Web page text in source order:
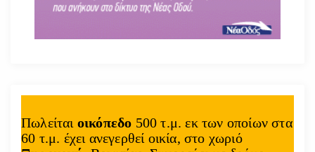
Πωλείται οικόπεδο 500 τ.μ. εκ των οποίων στα
60 τ.μ. έχει ανεγερθεί οικία, στο χωριό